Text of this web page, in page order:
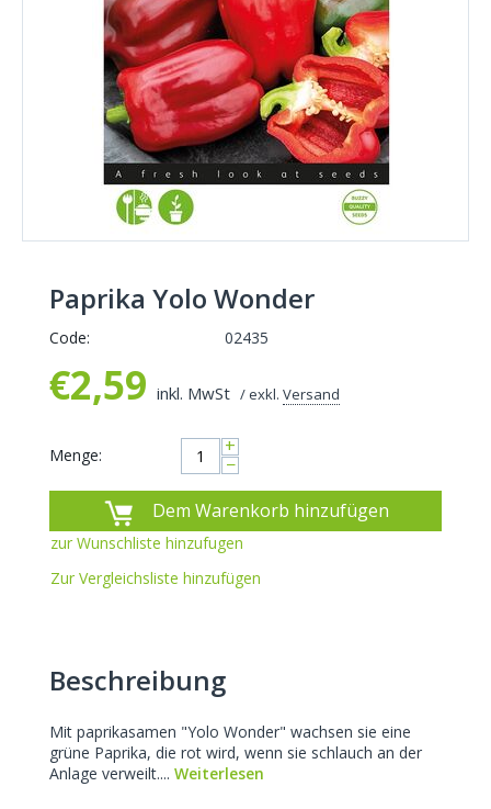
Paprika Yolo Wonder
Code: 02435
€2,59 inkl. MwSt / exkl. Versand
Menge: +
−
Dem Warenkorb hinzufügen
zur Wunschliste hinzufugen
Zur Vergleichsliste hinzufügen
Beschreibung
Mit paprikasamen "Yolo Wonder" wachsen sie eine
grüne Paprika, die rot wird, wenn sie schlauch an der
Anlage verweilt.... Weiterlesen